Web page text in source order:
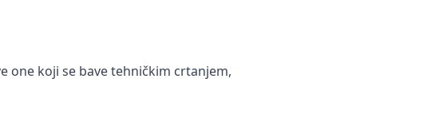
one koji se bave tehničkim crtanjem,